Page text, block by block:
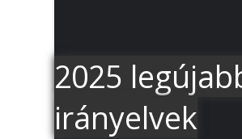
2025
irányelvek